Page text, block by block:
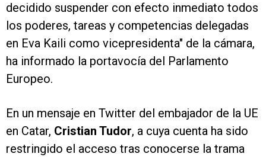
decidido suspender con efecto inmediato todos
los poderes, tareas y competencias delegadas
en Eva Kaili como vicepresidenta" de la cámara,
ha informado la portavocía del Parlamento
Europeo.
En un mensaje en Twitter del embajador de la UE
en Catar, Cristian Tudor, a cuya cuenta ha sido
restringido el acceso tras conocerse la trama